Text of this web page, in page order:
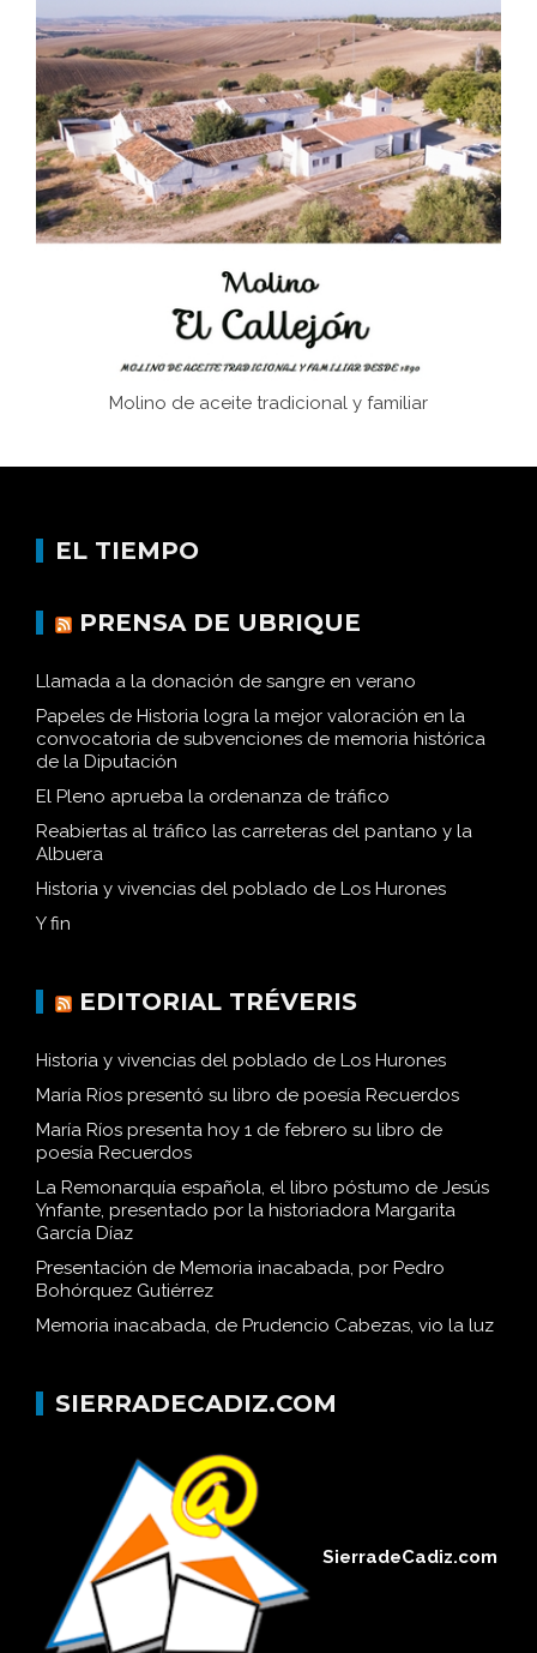
Bornos
El Frente Popular. Ubrique, febrero-julio 1936
Juntar las letras. La alfabetización en el campo: del
afán de saber a la autogestión
Historia y vivencias del poblado de Los Hurones
Molino de aceite tradicional y familiar
EL TIEMPO
PRENSA DE UBRIQUE
Llamada a la donación de sangre en verano
Papeles de Historia logra la mejor valoración en la
convocatoria de subvenciones de memoria histórica
de la Diputación
El Pleno aprueba la ordenanza de tráfico
Reabiertas al tráfico las carreteras del pantano y la
Albuera
Historia y vivencias del poblado de Los Hurones
Y fin
EDITORIAL TRÉVERIS
Historia y vivencias del poblado de Los Hurones
María Ríos presentó su libro de poesía Recuerdos
María Ríos presenta hoy 1 de febrero su libro de
poesía Recuerdos
La Remonarquía española, el libro póstumo de Jesús
Ynfante, presentado por la historiadora Margarita
García Díaz
Presentación de Memoria inacabada, por Pedro
Bohórquez Gutiérrez
Memoria inacabada, de Prudencio Cabezas, vio la luz
SIERRADECADIZ.COM
SierradeCadiz.com